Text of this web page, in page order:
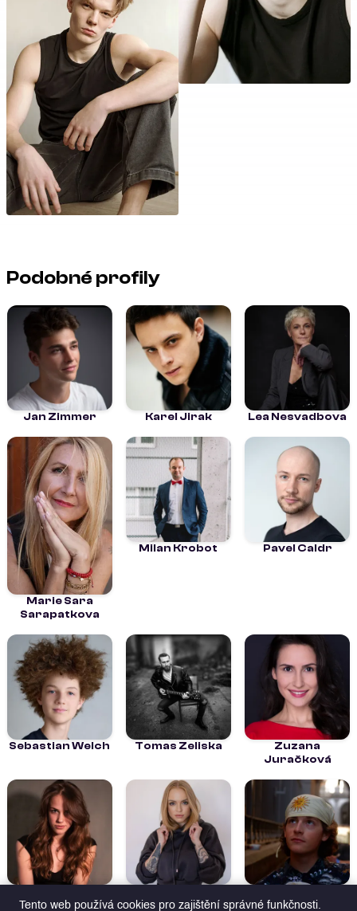
Podobné profily
Jan Zimmer Karel Jirak Lea Nesvadbova
Marie Sara
Sarapatkova
Milan Krobot Pavel Caldr
Sebastian Welch Tomas Zeliska
Zuzana
Juračková
Butkayova
Tento web používá cookies pro zajištění správné funkčnosti.